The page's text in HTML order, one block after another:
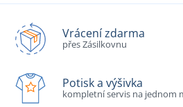
Vrácení zdarma
přes Zásilkovnu
Potisk a výšivka
kompletní servis na jednom